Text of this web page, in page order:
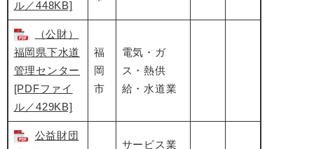
ル／448KB]
（公財）
福岡県下水道
管理センター
[PDFファイ
ル／429KB]
福
岡
市
電気・ガ
ス・熱供
給・水道業
公益財団
サービス業